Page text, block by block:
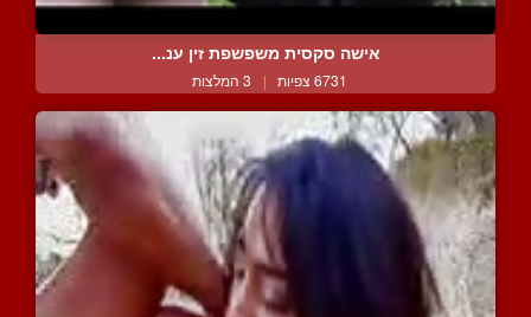
אישה סקסית משפשפת זין ענ...
6731 צפיות | 3 המלצות